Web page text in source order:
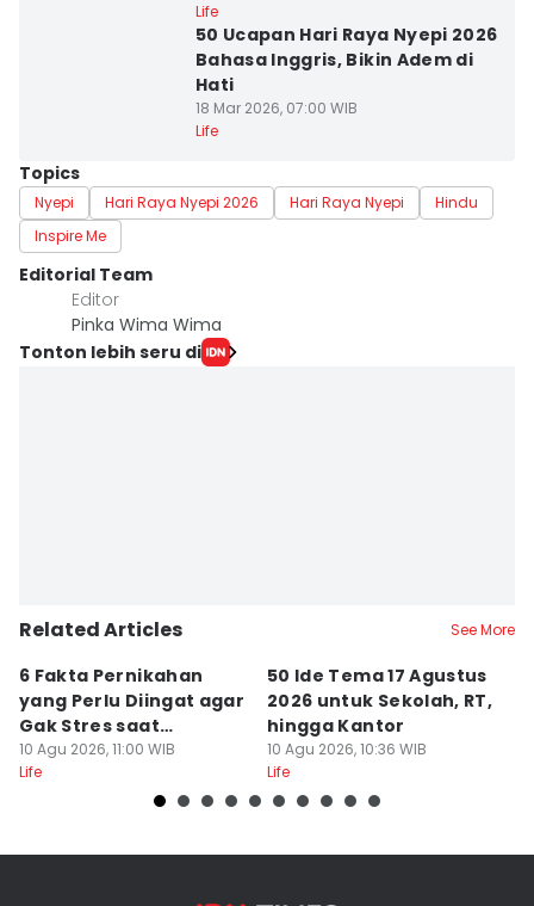
Life
50 Ucapan Hari Raya Nyepi 2026
Bahasa Inggris, Bikin Adem di
Hati
18 Mar 2026, 07:00 WIB
Life
Topics
Nyepi Hari Raya Nyepi 2026 Hari Raya Nyepi
Hindu
Inspire Me
Editorial Team
Editor
Pinka Wima Wima
Tonton lebih seru di
Related Articles See More
6 Fakta Pernikahan
yang Perlu Diingat agar
Gak Stres saat
Persiapan
10 Agu 2026, 11:00 WIB
Life
50 Ide Tema 17 Agustus
2026 untuk Sekolah, RT,
hingga Kantor
10 Agu 2026, 10:36 WIB
Life